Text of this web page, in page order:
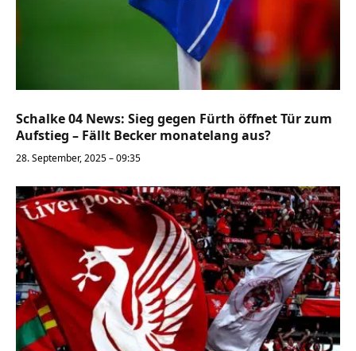
Schalke 04 News: Sieg gegen Fürth öffnet Tür zum
Aufstieg – Fällt Becker monatelang aus?
28. September, 2025 – 09:35